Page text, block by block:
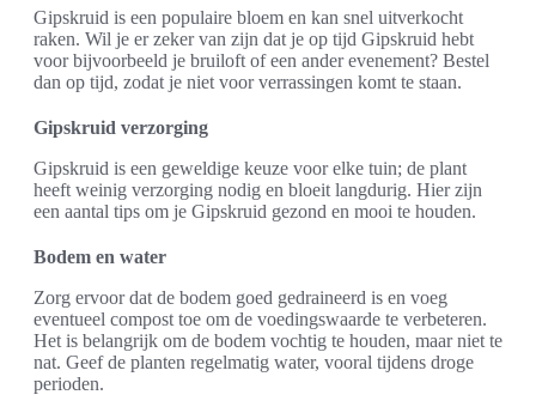
Gipskruid is een populaire bloem en kan snel uitverkocht
raken. Wil je er zeker van zijn dat je op tijd Gipskruid hebt
voor bijvoorbeeld je bruiloft of een ander evenement? Bestel
dan op tijd, zodat je niet voor verrassingen komt te staan.
Gipskruid verzorging
Gipskruid is een geweldige keuze voor elke tuin; de plant
heeft weinig verzorging nodig en bloeit langdurig. Hier zijn
een aantal tips om je Gipskruid gezond en mooi te houden.
Bodem en water
Zorg ervoor dat de bodem goed gedraineerd is en voeg
eventueel compost toe om de voedingswaarde te verbeteren.
Het is belangrijk om de bodem vochtig te houden, maar niet te
nat. Geef de planten regelmatig water, vooral tijdens droge
perioden.